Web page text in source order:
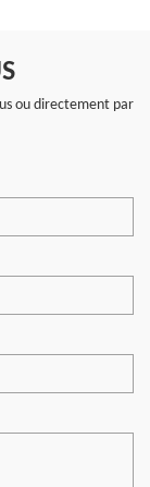
ou directement par